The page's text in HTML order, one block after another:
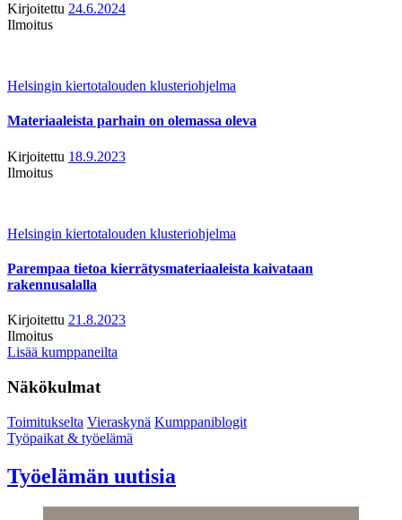
Kirjoitettu 24.6.2024
Ilmoitus
Helsingin kiertotalouden klusteriohjelma
Materiaaleista parhain on olemassa oleva
Kirjoitettu 18.9.2023
Ilmoitus
Helsingin kiertotalouden klusteriohjelma
Parempaa tietoa kierrätysmateriaaleista kaivataan
rakennusalalla
Kirjoitettu 21.8.2023
Ilmoitus
Lisää kumppaneilta
Näkökulmat
Toimitukselta Vieraskynä Kumppaniblogit
Työpaikat & työelämä
Työelämän uutisia